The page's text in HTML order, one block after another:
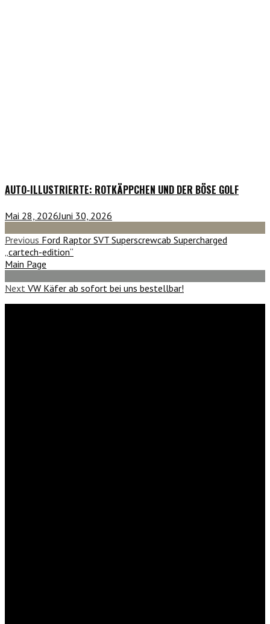
AUTO-ILLUSTRIERTE: ROTKÄPPCHEN UND DER BÖSE GOLF
Mai 28, 2026Juni 30, 2026
Previous Ford Raptor SVT Superscrewcab Supercharged
„cartech-edition“
Main Page
Next VW Käfer ab sofort bei uns bestellbar!